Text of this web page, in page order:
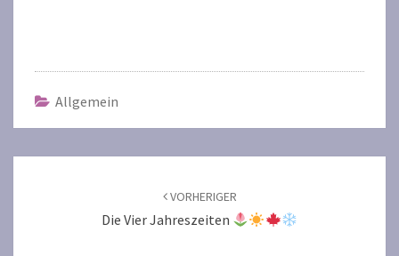
Allgemein
VORHERIGER
Die Vier Jahreszeiten